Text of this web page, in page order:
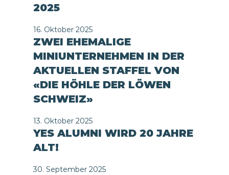
2025
16. Oktober 2025
ZWEI EHEMALIGE
MINIUNTERNEHMEN IN DER
AKTUELLEN STAFFEL VON
«DIE HÖHLE DER LÖWEN
SCHWEIZ»
13. Oktober 2025
YES ALUMNI WIRD 20 JAHRE
ALT!
30. September 2025